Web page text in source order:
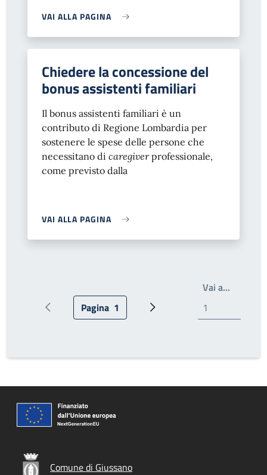
VAI ALLA PAGINA
Chiedere la concessione del
bonus assistenti familiari
Il bonus assistenti familiari è un
contributo di Regione Lombardia per
sostenere le spese delle persone che
necessitano di caregiverprofessionale,
come previsto dalla
VAI ALLA PAGINA
Pagina precedentePagina attuale
Pagina 1 Prossima pagina
Vai a…
Comune di Giussano